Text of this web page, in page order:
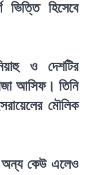
ভিত্তি হিসেবে
ও দেশটির
আসিফ। তিনি
মৌলিক
অন্য কেউ এলেও